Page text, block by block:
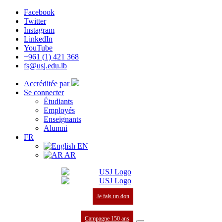
Facebook
Twitter
Instagram
LinkedIn
YouTube
+961 (1) 421 368
fs@usj.edu.lb
Accréditée par
Se connecter
Étudiants
Employés
Enseignants
Alumni
FR
EN
AR
Je fais un don
Campagne 150 ans